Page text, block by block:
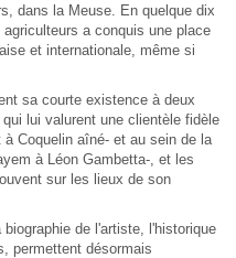
dans la Meuse. En quelque dix
a conquis une place
et internationale, même si
sa courte existence à deux
lui valurent une clientèle fidèle
Coquelin aîné- et au sein de la
à Léon Gambetta-, et les
sur les lieux de son
de l'artiste, l'historique
permettent désormais